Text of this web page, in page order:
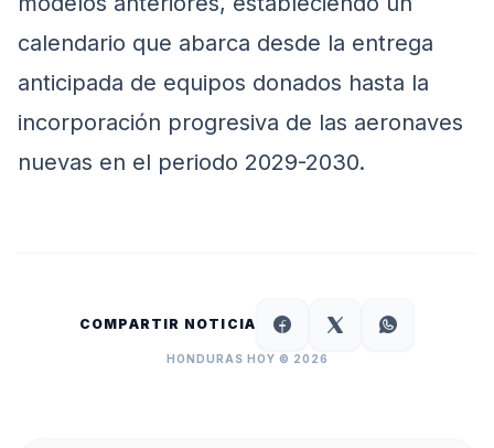
calendario que abarca desde la entrega
anticipada de equipos donados hasta la
incorporación progresiva de las aeronaves
nuevas en el periodo 2029-2030.
COMPARTIR NOTICIA
HONDURAS HOY © 2026